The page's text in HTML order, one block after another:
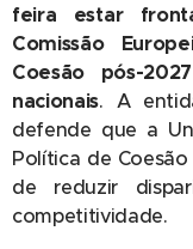
feira estar
Comissão
Coesão pós-
nacionais. A
defende que a
Política de
de reduzir
competitividade.